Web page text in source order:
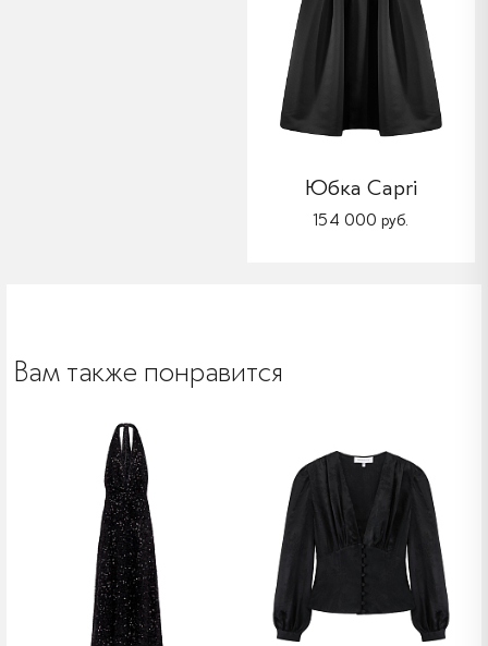
Юбка Capri
154 000 руб.
Вам также понравится